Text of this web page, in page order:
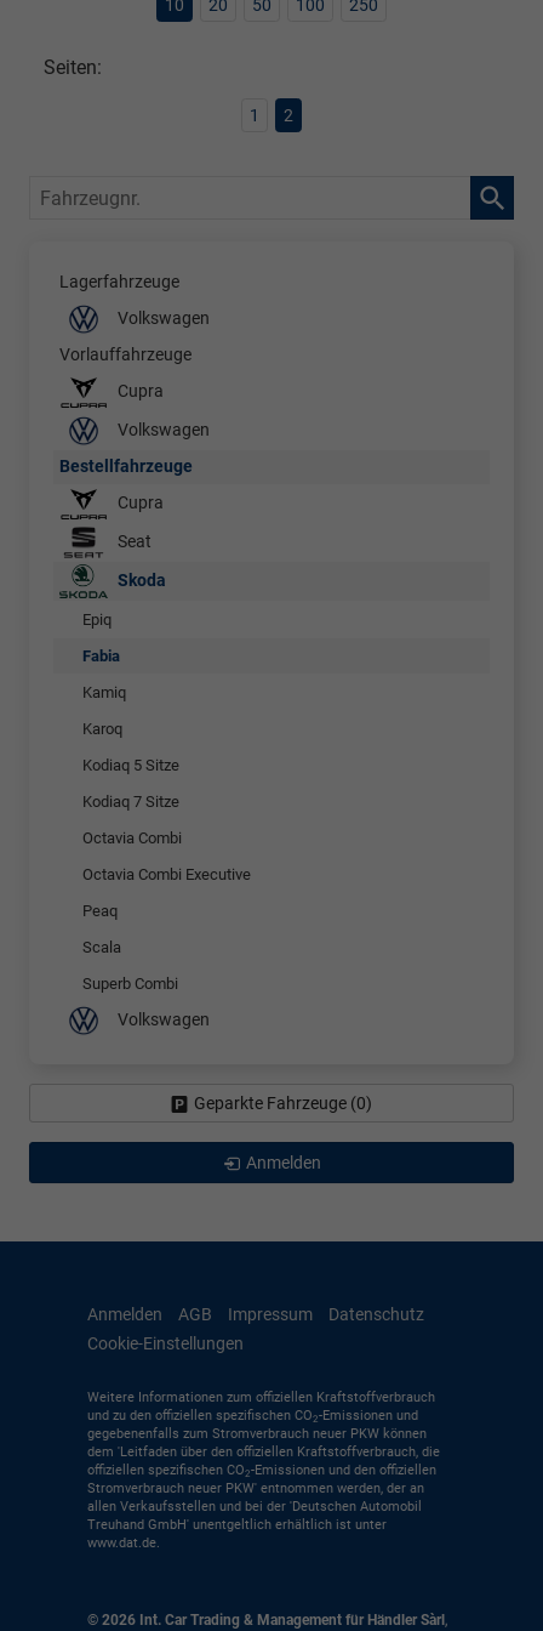
10 20 50 100 250
Seiten:
1 2
Fahrzeugnr.
Lagerfahrzeuge
Volkswagen
Vorlauffahrzeuge
Cupra
Volkswagen
Bestellfahrzeuge
Cupra
Seat
Skoda
Epiq
Fabia
Kamiq
Karoq
Kodiaq 5 Sitze
Kodiaq 7 Sitze
Octavia Combi
Octavia Combi Executive
Peaq
Scala
Superb Combi
Volkswagen
Geparkte Fahrzeuge (0)
Anmelden
Anmelden AGB Impressum
Datenschutz
Cookie-Einstellungen
Weitere Informationen zum offiziellen Kraftstoffverbrauch
und zu den offiziellen spezifischen CO2-Emissionen und
gegebenenfalls zum Stromverbrauch neuer PKW können
dem 'Leitfaden über den offiziellen Kraftstoffverbrauch, die
offiziellen spezifischen CO2-Emissionen und den offiziellen
Stromverbrauch neuer PKW' entnommen werden, der an
allen Verkaufsstellen und bei der 'Deutschen Automobil
Treuhand GmbH' unentgeltlich erhältlich ist unter
www.dat.de.
© 2026 Int. Car Trading & Management für Händler Sàrl ,